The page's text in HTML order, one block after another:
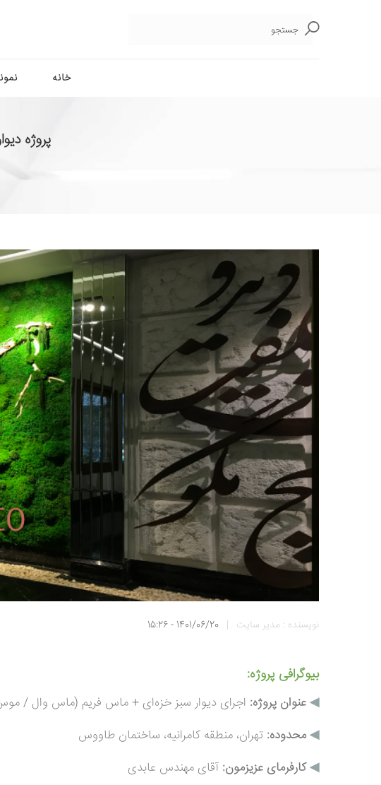
جستجو
خانه
پروژه
نویسنده : مدیر سایت |
1401/06/20 - 15:26
بیوگرافی پروژه:
◀عنوان پروژه: اجرای دیوار سبز خزه‌ای + ماس فریم (ماس وال /
◀محدوده: تهران، منطقه کامرانیه، ساختمان طاووس
◀کارفرمای عزیزمون: آقای مهندس عابدی